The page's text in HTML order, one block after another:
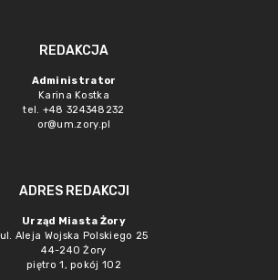
REDAKCJA
Administrator
Karina Kostka
tel. +48 324348232
or@um.zory.pl
ADRES REDAKCJI
Urząd Miasta Żory
ul. Aleja Wojska Polskiego 25
44-240 Żory
piętro 1, pokój 102